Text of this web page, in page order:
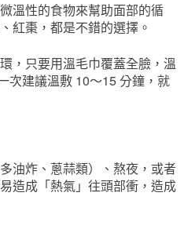
溫性的食物來幫助面部的循
紅棗，都是不錯的選擇。
，只要用溫毛巾覆蓋全臉，溫
次建議溫敷 10～15 分鐘，就
油炸、蔥蒜類）、熬夜，或者
造成「熱氣」往頭部衝，造成